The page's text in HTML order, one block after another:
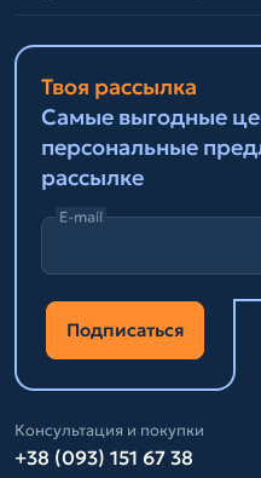
Твоя рассылка
Самые выгодные
персональные
рассылке
E-mail
Подписаться
Консультация и покупки
+38 (093) 151 67 38